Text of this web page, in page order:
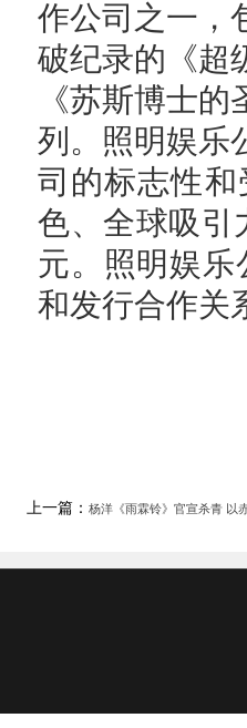
作公司之一，
破纪录的《超
《苏斯博士
列。照明娱乐
司的标志性
色、全球吸引
元。照明娱乐
和发行合作关
上一篇： 杨洋《雨霖铃》官宣杀青 以